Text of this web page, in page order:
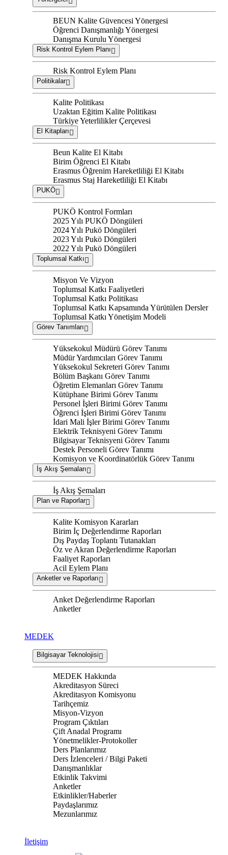
BEUN Kalite Güvencesi Yönergesi
Öğrenci Danışmanlığı Yönergesi
Danışma Kurulu Yönergesi
Risk Kontrol Eylem Planı
Risk Kontrol Eylem Planı
Politikalar
Kalite Politikası
Uzaktan Eğitim Kalite Politikası
Türkiye Yeterlilikler Çerçevesi
El Kitapları
Beun Kalite El Kitabı
Birim Öğrenci El Kitabı
Erasmus Öğrenim Hareketliliği El Kitabı
Erasmus Staj Hareketliliği El Kitabı
PUKÖ
PUKÖ Kontrol Formları
2025 Yılı PUKÖ Döngüleri
2024 Yılı Pukö Döngüleri
2023 Yılı Pukö Döngüleri
2022 Yılı Pukö Döngüleri
Toplumsal Katkı
Misyon Ve Vizyon
Toplumsal Katkı Faaliyetleri
Toplumsal Katkı Politikası
Toplumsal Katkı Kapsamında Yürütülen Dersler
Toplumsal Katkı Yönetişim Modeli
Görev Tanımları
Yüksekokul Müdürü Görev Tanımı
Müdür Yardımcıları Görev Tanımı
Yüksekokul Sekreteri Görev Tanımı
Bölüm Başkanı Görev Tanımı
Öğretim Elemanları Görev Tanımı
Kütüphane Birimi Görev Tanımı
Personel İşleri Birimi Görev Tanımı
Öğrenci İşleri Birimi Görev Tanımı
İdari Mali İşler Birimi Görev Tanımı
Elektrik Teknisyeni Görev Tanımı
Bilgisayar Teknisyeni Görev Tanımı
Destek Personeli Görev Tanımı
Komisyon ve Koordinatörlük Görev Tanımı
İş Akış Şemaları
İş Akış Şemaları
Plan ve Raporlar
Kalite Komisyon Kararları
Birim İç Değerlendirme Raporları
Dış Paydaş Toplantı Tutanakları
Öz ve Akran Değerlendirme Raporları
Faaliyet Raporları
Acil Eylem Planı
Anketler ve Raporları
Anket Değerlendirme Raporları
Anketler
MEDEK
Bilgisayar Teknolojisi
MEDEK Hakkında
Akreditasyon Süreci
Akreditasyon Komisyonu
Tarihçemiz
Misyon-Vizyon
Program Çıktıları
Çift Anadal Programı
Yönetmelikler-Protokoller
Ders Planlarımız
Ders İzlenceleri / Bilgi Paketi
Danışmanlıklar
Etkinlik Takvimi
Anketler
Etkinlikler/Haberler
Paydaşlarımız
Mezunlarımız
İletişim